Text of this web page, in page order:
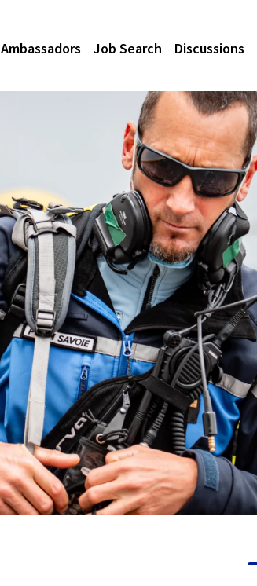
Ambassadors Job Search Discussions